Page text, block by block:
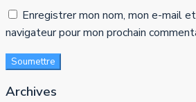
Enregistrer mon nom, mon e-mail
navigateur pour mon prochain
Soumettre
Archives